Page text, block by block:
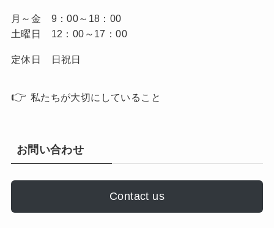
月～金 9：00～18：00
土曜日 12：00～17：00
定休日 日祝日
👉 私たちが大切にしていること
お問い合わせ
Contact us